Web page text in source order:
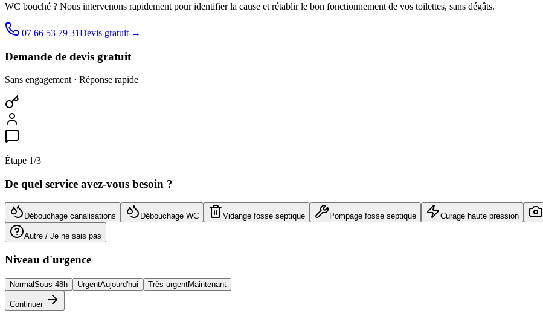
WC bouché ? Nous intervenons rapidement pour identifier la cause et rétablir le bon fonctionnement de vos toilettes, sans dégâts.
07 66 53 79 31Devis gratuit →
Demande de devis gratuit
Sans engagement · Réponse rapide
Étape 1/3
De quel service avez-vous besoin ?
Débouchage canalisations Débouchage WC Vidange fosse septique Pompage fosse septique Curage haute pression
Autre / Je ne sais pas
Niveau d'urgence
NormalSous 48h UrgentAujourd'hui Très urgentMaintenant
Continuer